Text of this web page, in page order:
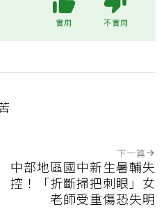
實用 不實用
下一篇
中部地區國中新生暑輔失
控！「折斷掃把刺眼」女
老師受重傷恐失明